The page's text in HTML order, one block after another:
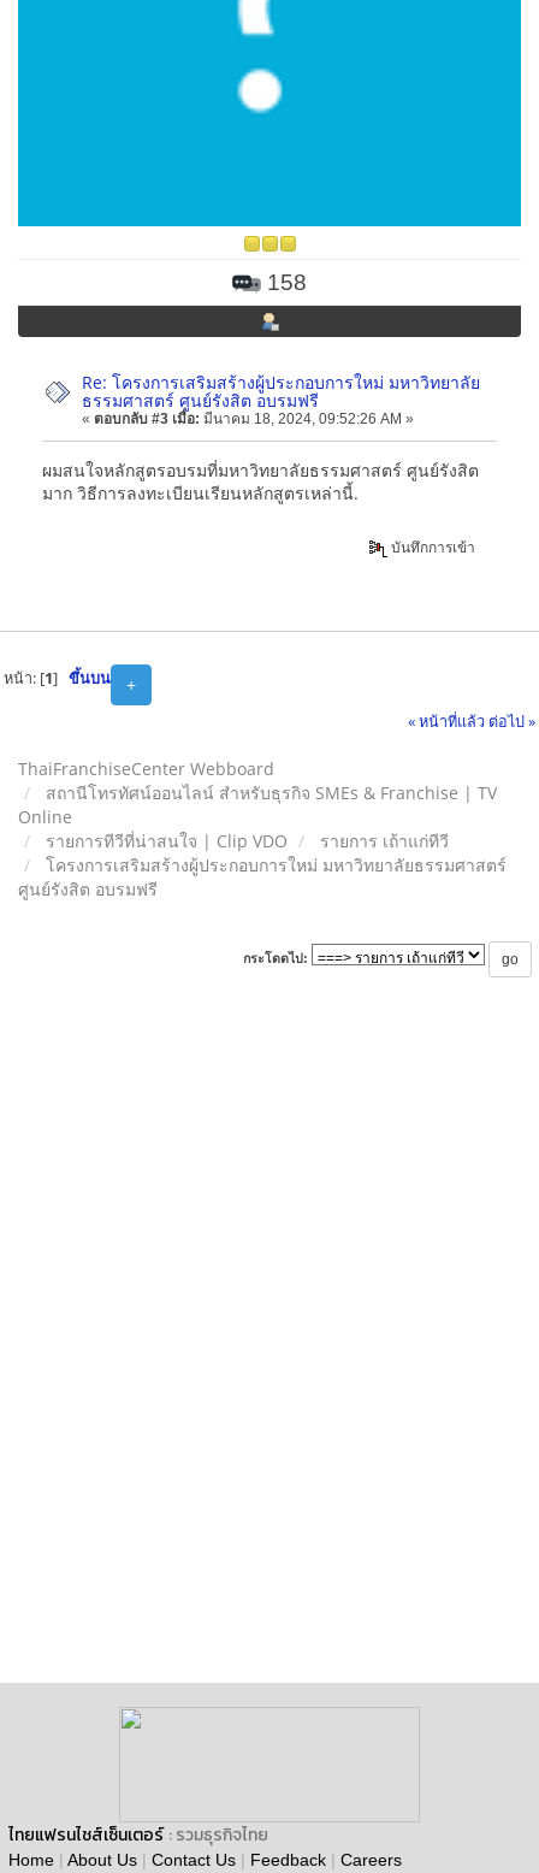
158
Re: โครงการเสริมสร้างผู้ประกอบการใหม่ มหาวิทยาลัย
ธรรมศาสตร์ ศูนย์รังสิต อบรมฟรี
« ตอบกลับ #3 เมื่อ: มีนาคม 18, 2024, 09:52:26 AM »
ผมสนใจหลักสูตรอบรมที่มหาวิทยาลัยธรรมศาสตร์ ศูนย์รังสิต
มาก วิธีการลงทะเบียนเรียนหลักสูตรเหล่านี้.
บันทึกการเข้า
+
หน้า: [1] ขึ้นบน
« หน้าที่แล้ว ต่อไป »
ThaiFranchiseCenter Webboard
สถานีโทรทัศน์ออนไลน์ สำหรับธุรกิจ SMEs & Franchise | TV
Online
รายการทีวีที่น่าสนใจ | Clip VDO
รายการ เถ้าแก่ทีวี
โครงการเสริมสร้างผู้ประกอบการใหม่ มหาวิทยาลัยธรรมศาสตร์
ศูนย์รังสิต อบรมฟรี
กระโดดไป:
ไทยแฟรนไชส์เซ็นเตอร์ : รวมธุรกิจไทย
Home | About Us | Contact Us | Feedback | Careers